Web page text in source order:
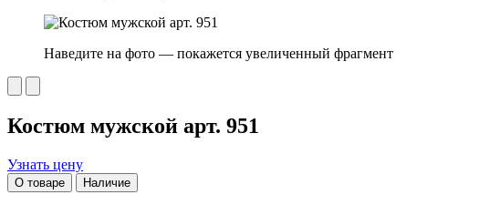
Наведите на фото — покажется увеличенный фрагмент
Костюм мужской арт. 951
Узнать цену
О товаре Наличие